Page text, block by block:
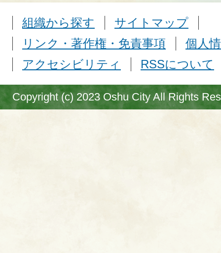
組織から探す
サイトマップ
リンク・著作権・免責事項
個人
アクセシビリティ
RSSについて
Copyright (c) 2023 Oshu City All Rights